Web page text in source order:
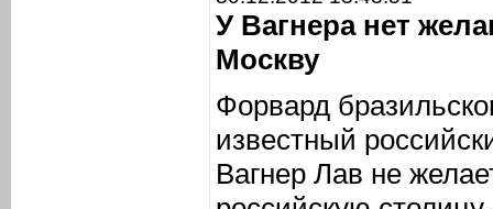
У Вагнера нет
Москву
Форвард
известный
Вагнер Лав не